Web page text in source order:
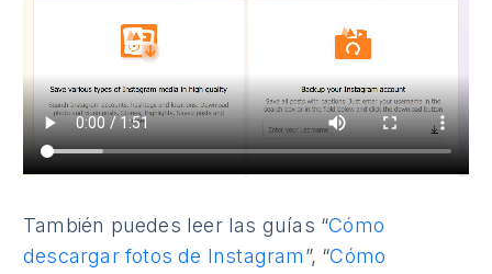
También puedes leer las guías “Cómo
descargar fotos de Instagram”, “Cómo